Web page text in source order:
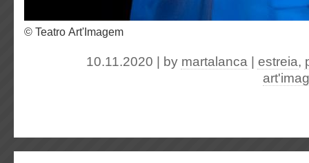
© Teatro Art'Imagem
10.11.2020 | by martalanca estreia,